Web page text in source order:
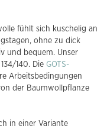
fühlt sich kuschelig an
ohne zu dick
und bequem. Unser
140. Die GOTS-
Arbeitsbedingungen
der Baumwollpflanze
in einer Variante